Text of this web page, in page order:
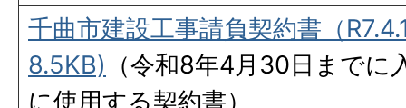
千曲市建設工事請負契約書（
8.5KB) （令和8年4月30日までに
に使用する契約書）